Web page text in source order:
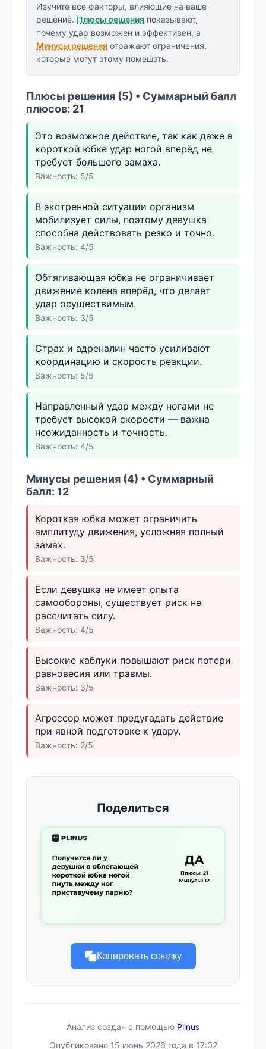
Изучите все факторы, влияющие на ваше
решение. Плюсы решения показывают,
почему удар возможен и эффективен, а
Минусы решения отражают ограничения,
которые могут этому помешать.
Плюсы решения (5) • Суммарный балл
плюсов: 21
Это возможное действие, так как даже в
короткой юбке удар ногой вперёд не
требует большого замаха.
Важность: 5/5
В экстренной ситуации организм
мобилизует силы, поэтому девушка
способна действовать резко и точно.
Важность: 4/5
Обтягивающая юбка не ограничивает
движение колена вперёд, что делает
удар осуществимым.
Важность: 3/5
Страх и адреналин часто усиливают
координацию и скорость реакции.
Важность: 5/5
Направленный удар между ногами не
требует высокой скорости — важна
неожиданность и точность.
Важность: 4/5
Минусы решения (4) • Суммарный
балл: 12
Короткая юбка может ограничить
амплитуду движения, усложняя полный
замах.
Важность: 3/5
Если девушка не имеет опыта
самообороны, существует риск не
рассчитать силу.
Важность: 4/5
Высокие каблуки повышают риск потери
равновесия или травмы.
Важность: 3/5
Агрессор может предугадать действие
при явной подготовке к удару.
Важность: 2/5
Поделиться
Копировать ссылку
Анализ создан с помощью Plinus
Опубликовано 15 июнь 2026 года в 17:02